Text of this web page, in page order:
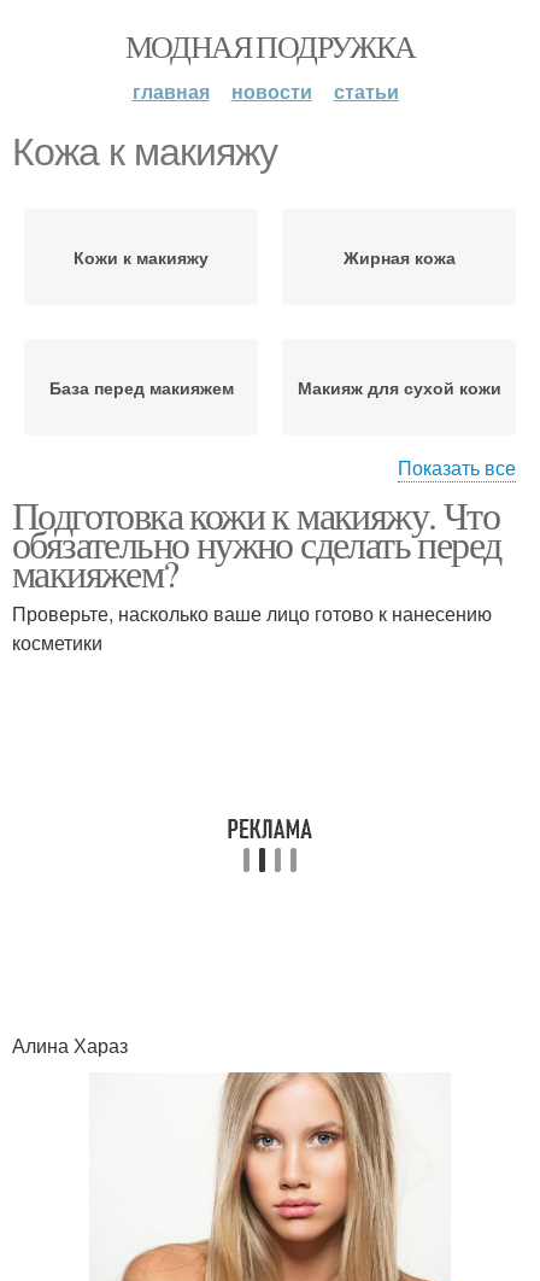
МОДНАЯ ПОДРУЖКА
главная новости статьи
Кожа к макияжу
Кожи к макияжу Жирная кожа
База перед макияжем Макияж для сухой кожи
Лица к макияжу
Средство перед
макияжем
Показать все
Подготовка кожи к макияжу. Что
обязательно нужно сделать перед
макияжем?
Проверьте, насколько ваше лицо готово к нанесению
косметики
Алина Хараз